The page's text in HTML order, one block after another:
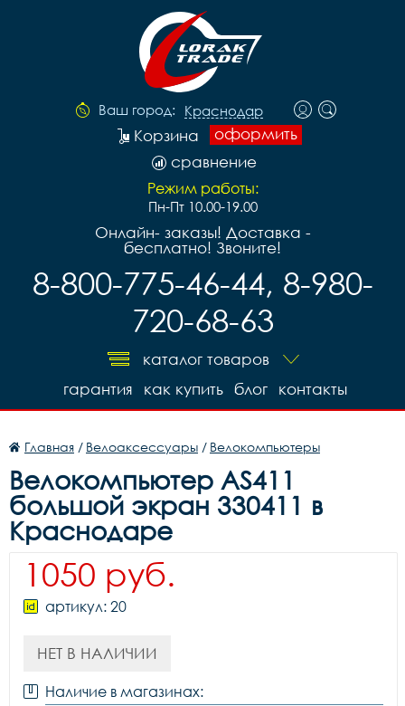
Ваш город: Краснодар
оформить
Корзина
сравнение
Режим работы:
Пн-Пт 10.00-19.00
Онлайн- заказы! Доставка -
бесплатно! Звоните!
8-800-775-46-44, 8-980-
720-68-63
каталог товаров
контакты
блог
как купить
гарантия
Главная / Велоаксессуары / Велокомпьютеры
Велокомпьютер AS411
большой экран 330411 в
Краснодаре
1050 руб.
артикул: 20
НЕТ В НАЛИЧИИ
Наличие в магазинах: